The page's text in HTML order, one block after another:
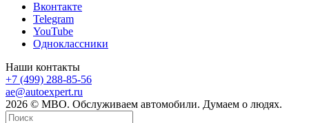
Вконтакте
Telegram
YouTube
Одноклассники
Наши контакты
+7 (499) 288-85-56
ae@autoexpert.ru
2026 © МВО. Обслуживаем автомобили. Думаем о людях.